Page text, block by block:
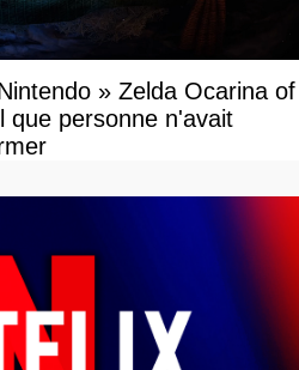
» Zelda Ocarina of
que personne n'avait